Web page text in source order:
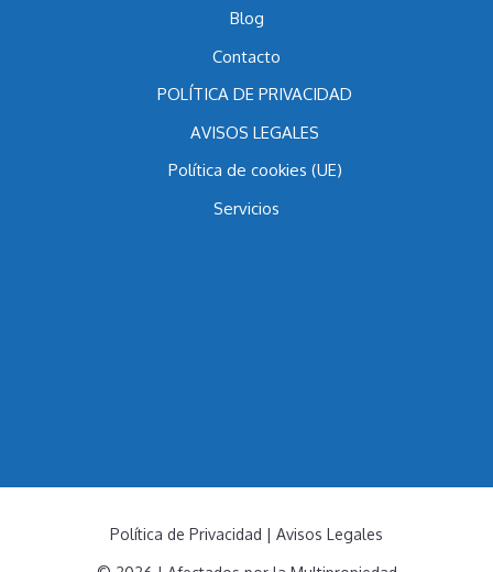
Multipropiedad Anterior a 1998
Blog
Contacto
POLÍTICA DE PRIVACIDAD
AVISOS LEGALES
Política de cookies (UE)